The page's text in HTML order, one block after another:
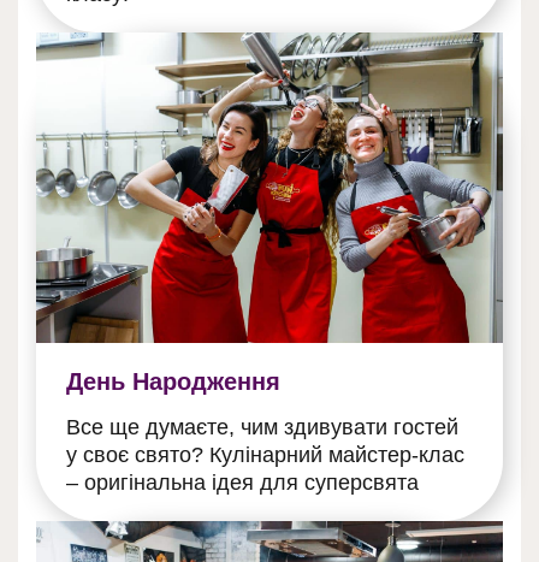
День Народження
Все ще думаєте, чим здивувати гостей
у своє свято? Кулінарний майстер-клас
– оригінальна ідея для суперсвята